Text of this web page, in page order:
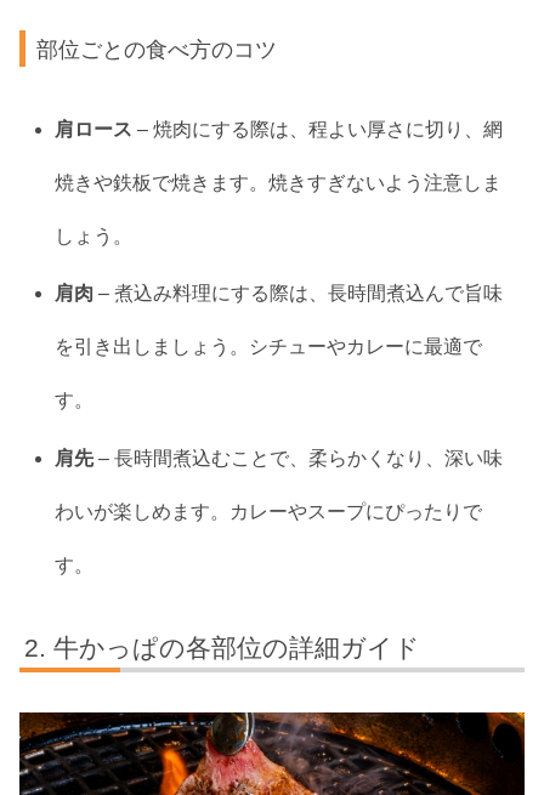
部位ごとの食べ方のコツ
肩ロース – 焼肉にする際は、程よい厚さに切り、網
焼きや鉄板で焼きます。焼きすぎないよう注意しま
しょう。
肩肉 – 煮込み料理にする際は、長時間煮込んで旨味
を引き出しましょう。シチューやカレーに最適で
す。
肩先– 長時間煮込むことで、柔らかくなり、深い味
わいが楽しめます。カレーやスープにぴったりで
す。
牛かっぱの各部位の詳細ガイド